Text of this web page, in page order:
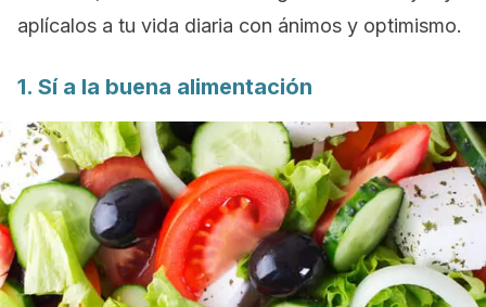
aplícalos a tu vida diaria con ánimos y optimismo.
1. Sí a la buena alimentación